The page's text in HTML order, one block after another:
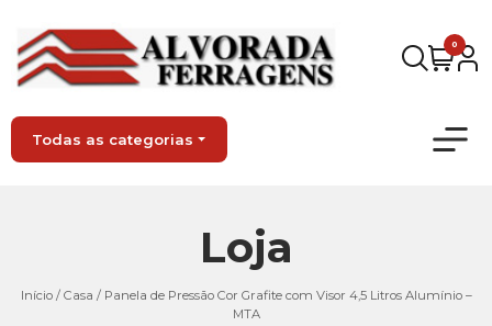
0
Todas as categorias
Loja
Início/ Casa / Panela de Pressão Cor Grafite com Visor 4,5 Litros Alumínio –
MTA